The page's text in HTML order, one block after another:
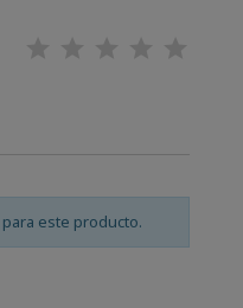
este producto.